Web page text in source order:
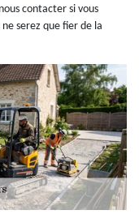
contacter si vous
serez que fier de la